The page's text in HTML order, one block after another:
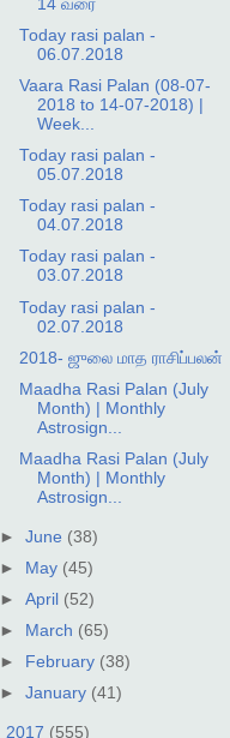
14 வரை
Today rasi palan -
06.07.2018
Vaara Rasi Palan (08-07-
2018 to 14-07-2018) |
Week...
Today rasi palan -
05.07.2018
Today rasi palan -
04.07.2018
Today rasi palan -
03.07.2018
Today rasi palan -
02.07.2018
2018- ஜுலை மாத ராசிப்பலன்
Maadha Rasi Palan (July
Month) | Monthly
Astrosign...
Maadha Rasi Palan (July
Month) | Monthly
Astrosign...
► June (38)
►
May (45)
► April (52)
►
March (65)
►
February (38)
► January (41)
2017 (555)